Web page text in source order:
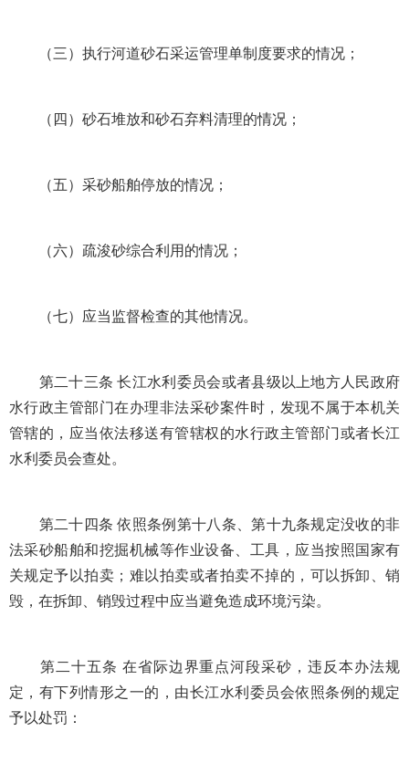
（三）执行河道砂石采运管理单制度要求的情况；
（四）砂石堆放和砂石弃料清理的情况；
（五）采砂船舶停放的情况；
（六）疏浚砂综合利用的情况；
（七）应当监督检查的其他情况。
第二十三条 长江水利委员会或者县级以上地方人民政府
水行政主管部门在办理非法采砂案件时，发现不属于本机关
管辖的，应当依法移送有管辖权的水行政主管部门或者长江
水利委员会查处。
第二十四条 依照条例第十八条、第十九条规定没收的非
法采砂船舶和挖掘机械等作业设备、工具，应当按照国家有
关规定予以拍卖；难以拍卖或者拍卖不掉的，可以拆卸、销
毁，在拆卸、销毁过程中应当避免造成环境污染。
第二十五条 在省际边界重点河段采砂，违反本办法规
定，有下列情形之一的，由长江水利委员会依照条例的规定
予以处罚：